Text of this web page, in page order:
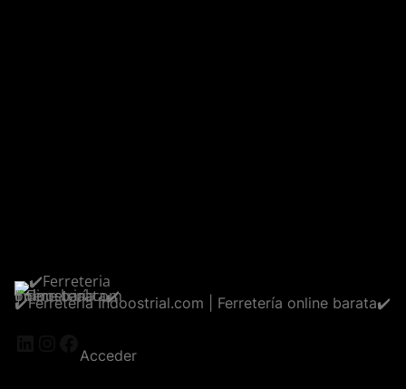
✔️Ferreteria Indoostrial.com | Ferretería online barata✔️
LinkedIn
Instagram
Facebook
Acceder